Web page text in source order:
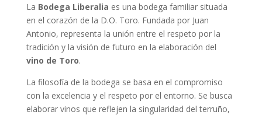
La Bodega Liberalia es una bodega familiar situada
en el corazón de la D.O. Toro. Fundada por Juan
Antonio, representa la unión entre el respeto por la
tradición y la visión de futuro en la elaboración del
vino de Toro.
La filosofía de la bodega se basa en el compromiso
con la excelencia y el respeto por el entorno. Se busca
elaborar vinos que reflejen la singularidad del terruño,